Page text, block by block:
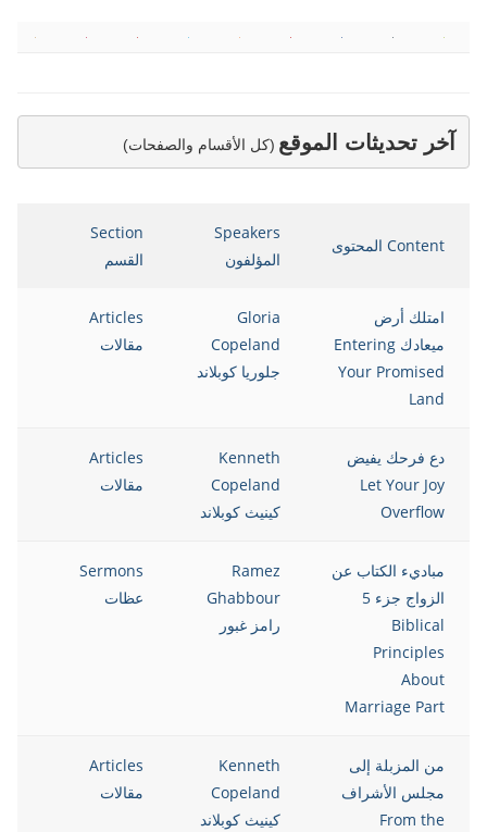
آخر تحديثات الموقع (كل الأقسام والصفحات)
Content المحتوى
Speakers
المؤلفون
Section
القسم
امتلك أرض
ميعادك Entering
Your Promised
Land
Gloria
Copeland
جلوريا كوبلاند
Articles
مقالات
دع فرحك يفيض
Let Your Joy
Overflow
Kenneth
Copeland
كينيث كوبلاند
Articles
مقالات
مباديء الكتاب عن
الزواج جزء 5
Biblical
Principles
About
Marriage Part
Ramez
Ghabbour
رامز غبور
Sermons
عظات
من المزبلة إلى
مجلس الأشراف
From the
Kenneth
Copeland
كينيث كوبلاند
Articles
مقالات